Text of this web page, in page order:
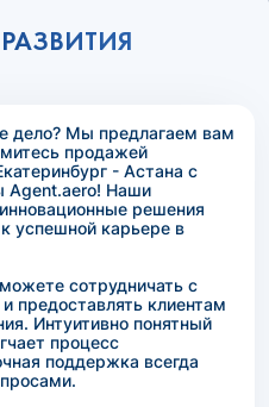
дело? Мы предлагаем вам
продажей
- Астана с
Agent.aero! Наши
решения
успешной карьере в
сотрудничать с
предоставлять клиентам
Интуитивно понятный
процесс
поддержка всегда